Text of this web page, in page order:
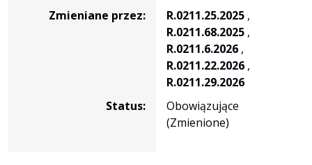
Zmieniane przez:
R.0211.25.2025 ,
R.0211.68.2025 ,
R.0211.6.2026 ,
R.0211.22.2026 ,
R.0211.29.2026
Status:
Obowiązujące
(Zmienione)